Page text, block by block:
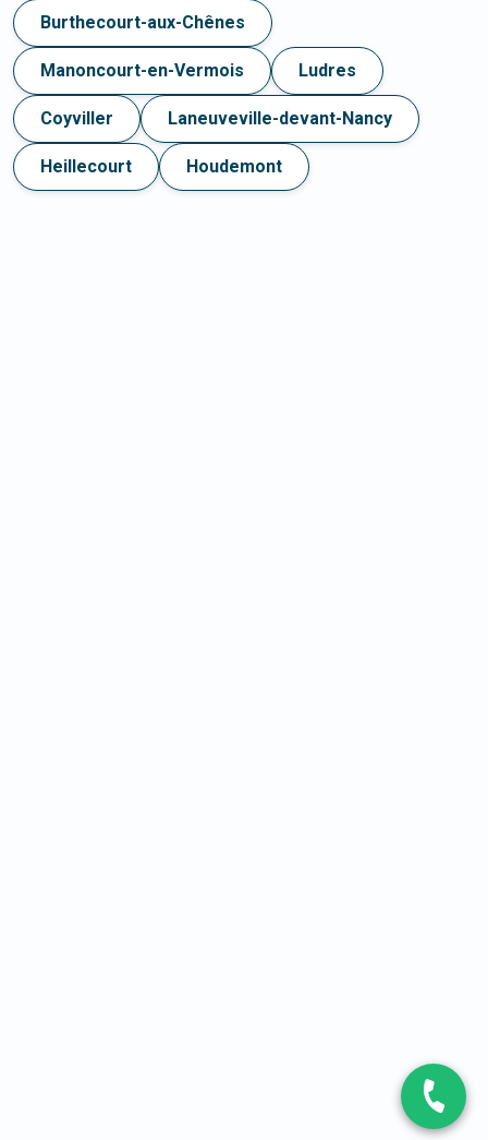
Burthecourt-aux-Chênes
Manoncourt-en-Vermois Ludres
Coyviller Laneuveville-devant-Nancy
Heillecourt Houdemont